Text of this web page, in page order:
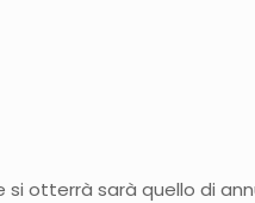
otterrà sarà quello di